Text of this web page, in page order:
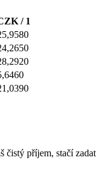
/ 1
čistý příjem, stačí zadat